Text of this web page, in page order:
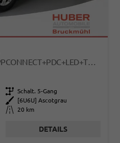
1.0 MPI SITZHEIZUNG+APPCONNECT+PDC+LED+TOUCH+LICHTSENSOR+MULTILENKRAD
Getriebe Schalt. 5-Gang
Außenfarbe
[6U6U] Ascotgrau
Kilometerstand 20 km
DETAILS